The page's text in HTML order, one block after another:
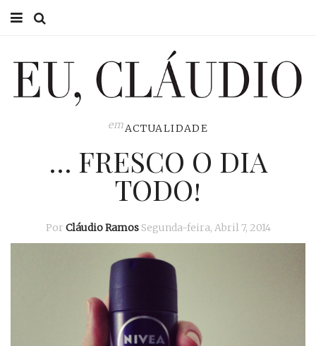
EU CLÁUDIO
emACTUALIDADE
… FRESCO O DIA
TODO!
Por Cláudio Ramos Segunda-feira, Abril 7, 2014